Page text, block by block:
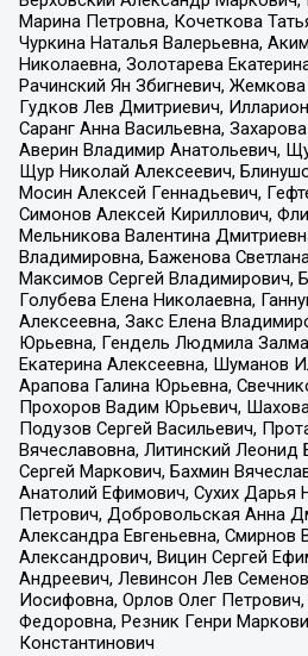
Марина Петровна, Кочеткова
Чуркина Наталья Валерьевна,
Николаевна, Золотарева
Рачинский Ян Збигневич,
Гудков Лев Дмитриевич,
Саранг Анна Васильевна,
Аверин Владимир Анатольевич,
Щур Николай Алексеевич,
Мосин Алексей Геннадьевич,
Симонов Алексей Кириллович,
Мельникова Валентина
Владимировна, Баженова
Максимов Сергей Владимирович,
Голубева Елена Николаевна,
Алексеевна, Закс Елена
Юрьевна, Гендель Людмила
Екатерина Алексеевна, Шуманов
Арапова Галина Юрьевна,
Прохоров Вадим Юрьевич,
Подузов Сергей Васильевич,
Вячеславовна, Литинский Леонид
Сергей Маркович, Бахмин
Анатолий Ефимович, Сухих Дарья
Петрович, Добровольская Анна
Александра Евгеньевна, Смирнов
Александрович, Вицин Сергей
Андреевич, Левинсон Лев
Иосифовна, Орлов Олег
Федоровна, Резник Генри
Константинович